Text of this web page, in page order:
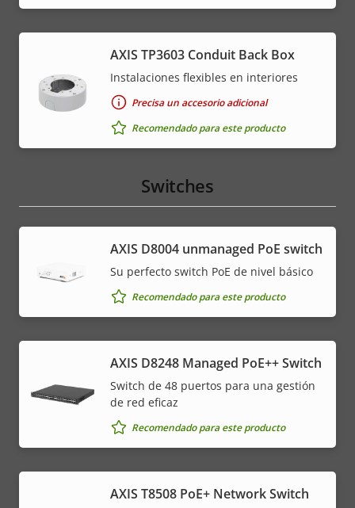
AXIS TP3603 Conduit Back Box
Instalaciones flexibles en interiores
Precisa un accesorio adicional
Recomendado para este producto
Switches
AXIS ​D8004 unmanaged PoE switch
Su perfecto switch PoE de nivel básico
Recomendado para este producto
AXIS D8248 Managed PoE++ Switch
Switch de 48 puertos para una gestión
de red eficaz
Recomendado para este producto
AXIS T8508 PoE+ Network Switch